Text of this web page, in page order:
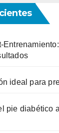
ideal para
pie diabético